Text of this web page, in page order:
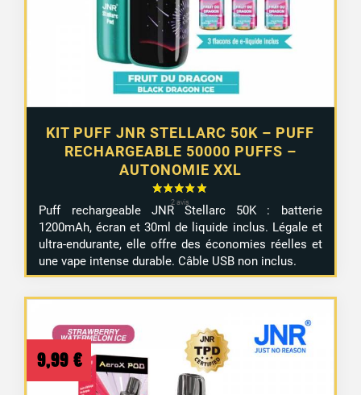
KIT PUFF JNR STELLARC 50K – PUFF
RECHARGEABLE 50000 PUFFS –
AUTONOMIE XXL
Puff rechargeable JNR Stellarc 50K : batterie
1200mAh, écran et 30ml de liquide inclus. Légale et
ultra-endurante, elle offre des économies réelles et
une vape intense durable. Câble USB non inclus.
9,99 €